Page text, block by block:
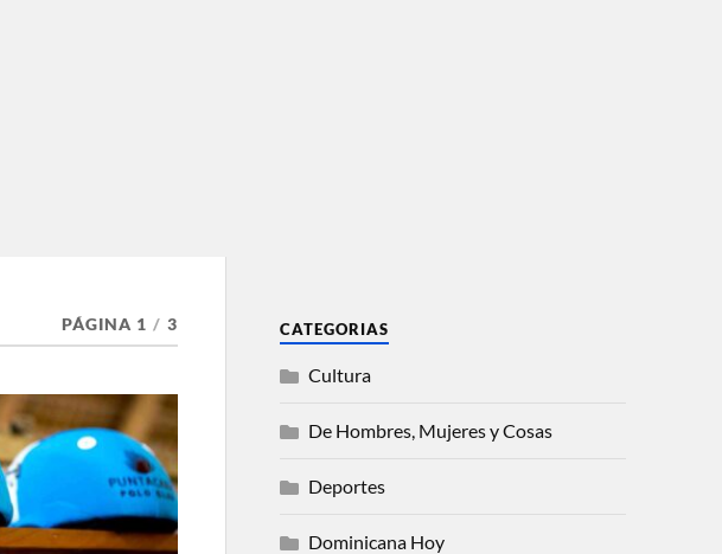
PÁGINA 1 / 3 CATEGORIAS
Cultura
De Hombres, Mujeres y Cosas
Deportes
Dominicana Hoy